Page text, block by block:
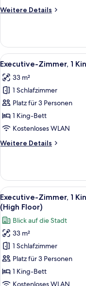
anzeigen
Weitere Details
Weitere
Zimmer,
1 King-
Bett,
Alle
Fotos
für
Executive-
Zimmer,
1 King-
Bett,
(High
6
Executive-Zimmer, 1
33 m²
1 Schlafzimmer
Platz für 3 Personen
1 King-Bett
Kostenloses WLAN
Weitere Details
Weitere
Zimmer,
1 King-
Bett,
Nichtraucher
(High
Floor)
Alle
Fotos
für
Executive-
Zimmer,
1 King-
Bett,
Nichtraucher,
Stadtblick
5
Executive-Zimmer, 1
(High Floor)
Blick auf die Stadt
33 m²
1 Schlafzimmer
Platz für 3 Personen
1 King-Bett
Kostenloses WLAN